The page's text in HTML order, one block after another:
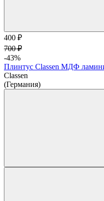
400 ₽
700 ₽
-43%
Плинтус Classen МДФ
Classen
(Германия)